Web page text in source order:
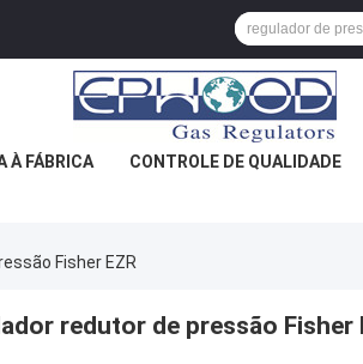
À FÁBRICA CONTROLE DE QUALIDADE
Fisher EZR
redutor de pressão Fisher